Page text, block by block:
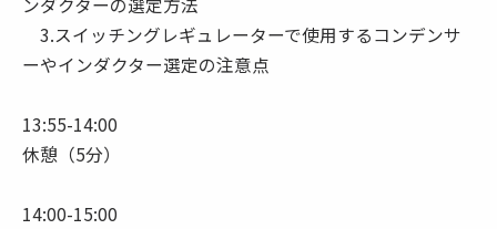
ンダクターの選定方法
3.スイッチングレギュレーターで使用するコンデンサ
ーやインダクター選定の注意点
13:55-14:00
休憩（5分）
14:00-15:00